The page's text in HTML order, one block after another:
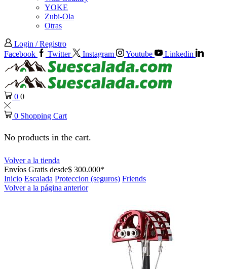
YOKE
Zubi-Ola
Otras
Login / Registro
Facebook
Twitter Instagram Youtube Linkedin
0 0
0 Shopping Cart
No products in the cart.
Volver a la tienda
Envíos Gratis desde$ 300.000*
Inicio Escalada Proteccion (seguros) Friends
Volver a la página anterior